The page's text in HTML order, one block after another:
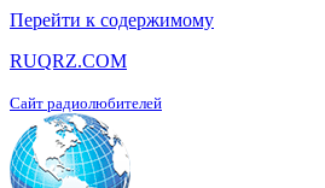
Перейти к содержимому
RUQRZ.COM
Сайт радиолюбителей